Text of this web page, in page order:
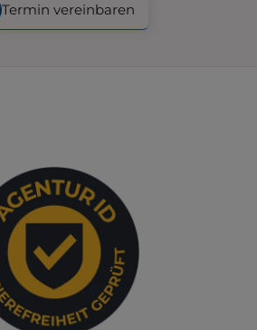
Termin vereinbaren